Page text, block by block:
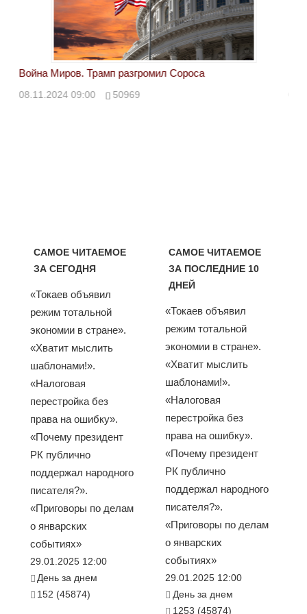
Война Миров. Трамп разгромил Сороса
08.11.2024 09:00 50969
САМОЕ ЧИТАЕМОЕ
ЗА СЕГОДНЯ
«Токаев объявил
режим тотальной
экономии в стране».
«Хватит мыслить
шаблонами!».
«Налоговая
перестройка без
права на ошибку».
«Почему президент
РК публично
поддержал народного
писателя?».
«Приговоры по делам
о январских
событиях»
29.01.2025 12:00
День за днем
152 (45874)
САМОЕ ЧИТАЕМОЕ
ЗА ПОСЛЕДНИЕ 10
ДНЕЙ
«Токаев объявил
режим тотальной
экономии в стране».
«Хватит мыслить
шаблонами!».
«Налоговая
перестройка без
права на ошибку».
«Почему президент
РК публично
поддержал народного
писателя?».
«Приговоры по делам
о январских
событиях»
29.01.2025 12:00
День за днем
1253 (45874)